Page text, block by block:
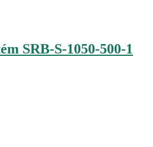
SRB-S-1050-500-1